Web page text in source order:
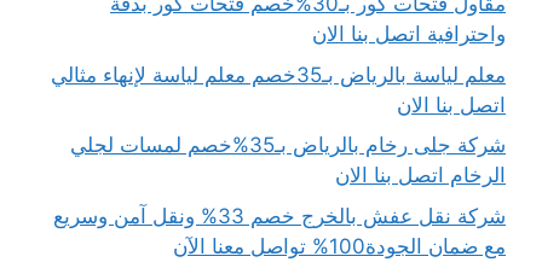
واحترافية اتصل بنا الان
معلم لياسة بالرياض بـ35خصم معلم لياسة لإنهاء مثالي
اتصل بنا الان
شركة جلى رخام بالرياض بـ35%خصم لمسات لجلي
الرخام اتصل بنا الان
شركة نقل عفش بالخرج خصم 33% ونقل آمن وسريع
مع ضمان الجودة100% تواصل معنا الآن